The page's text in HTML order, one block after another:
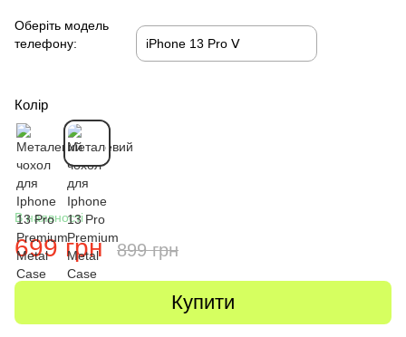
Оберіть модель
телефону:
Колір
В наявності
699 грн 899 грн
Купити